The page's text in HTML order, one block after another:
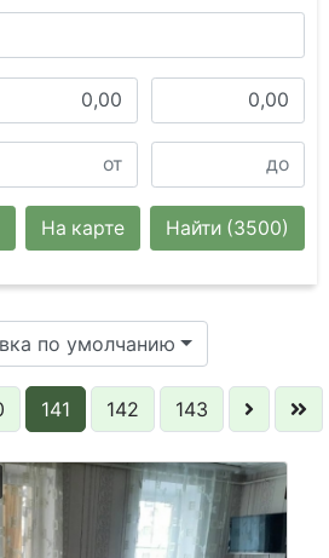
Найти (3500)
На карте
по умолчанию
141 142 143